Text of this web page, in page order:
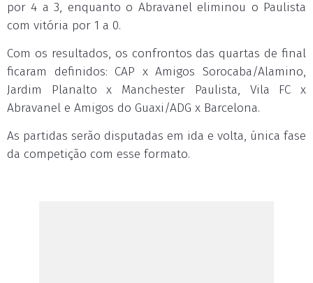
por 4 a 3, enquanto o Abravanel eliminou o Paulista
com vitória por 1 a 0.
Com os resultados, os confrontos das quartas de final
ficaram definidos: CAP x Amigos Sorocaba/Alamino,
Jardim Planalto x Manchester Paulista, Vila FC x
Abravanel e Amigos do Guaxi/ADG x Barcelona.
As partidas serão disputadas em ida e volta, única fase
da competição com esse formato.